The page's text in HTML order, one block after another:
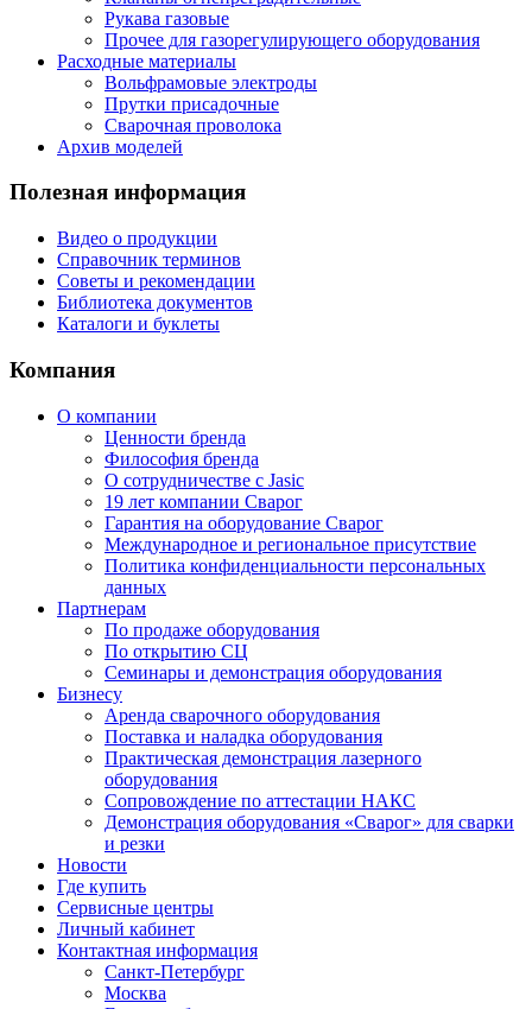
Рукава газовые
Прочее для газорегулирующего оборудования
Расходные материалы
Вольфрамовые электроды
Прутки присадочные
Сварочная проволока
Архив моделей
Полезная информация
Видео о продукции
Справочник терминов
Советы и рекомендации
Библиотека документов
Каталоги и буклеты
Компания
О компании
Ценности бренда
Философия бренда
О сотрудничестве с Jasic
19 лет компании Сварог
Гарантия на оборудование Сварог
Международное и региональное присутствие
Политика конфиденциальности персональных
данных
Партнерам
По продаже оборудования
По открытию СЦ
Семинары и демонстрация оборудования
Бизнесу
Аренда сварочного оборудования
Поставка и наладка оборудования
Практическая демонстрация лазерного
оборудования
Сопровождение по аттестации НАКС
Демонстрация оборудования «Сварог» для сварки
и резки
Новости
Где купить
Сервисные центры
Личный кабинет
Контактная информация
Санкт-Петербург
Москва